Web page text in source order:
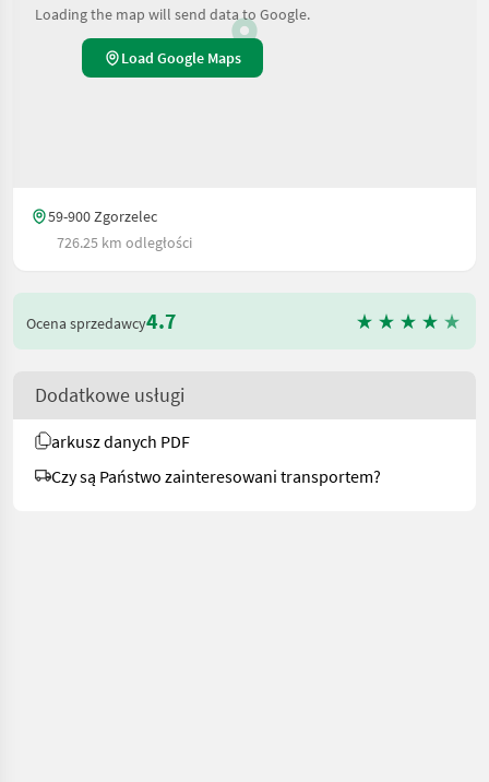
Loading the map will send data to Google.
Load Google Maps
59-900 Zgorzelec
726.25 km odległości
Ocena sprzedawcy4.7
Dodatkowe usługi
arkusz danych PDF
Czy są Państwo zainteresowani transportem?